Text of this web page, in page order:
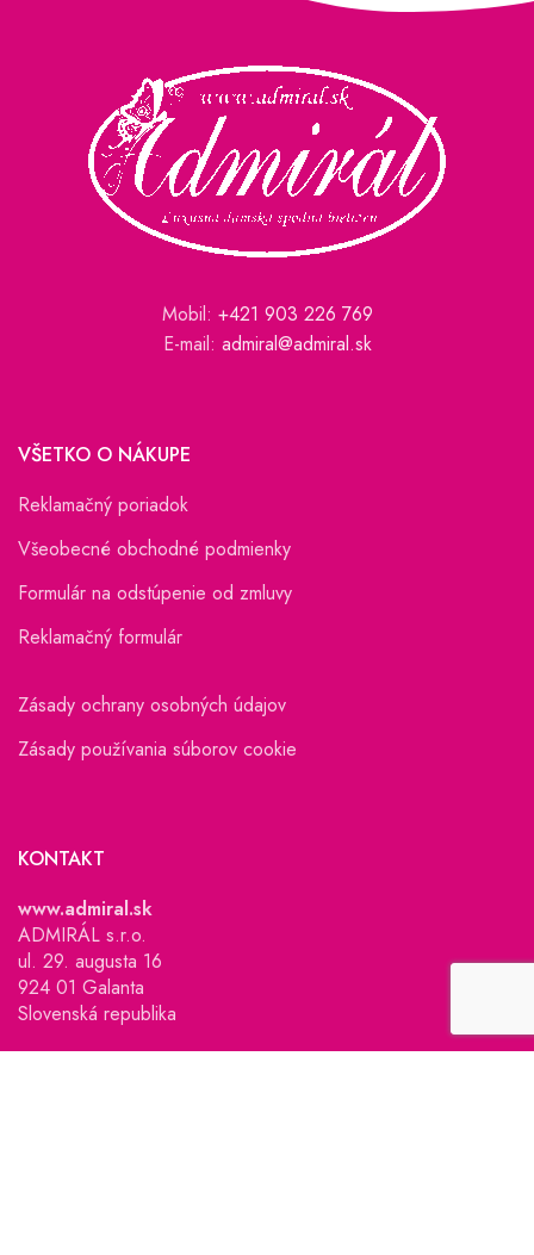
Mobil: +421 903 226 769
E-mail: admiral@admiral.sk
VŠETKO O NÁKUPE
Reklamačný poriadok
Všeobecné obchodné podmienky
Formulár na odstúpenie od zmluvy
Reklamačný formulár
Zásady ochrany osobných údajov
Zásady používania súborov cookie
KONTAKT
www.admiral.sk
ADMIRÁL s.r.o.
ul. 29. augusta 16
924 01 Galanta
Slovenská republika